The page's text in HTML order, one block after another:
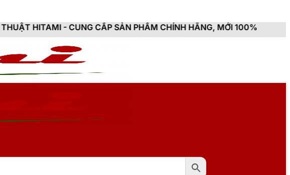
CẤP SẢN PHẨM CHÍNH HÃNG, MỚI 100%, ĐẦY ĐỦ CHỨNG TỪ,